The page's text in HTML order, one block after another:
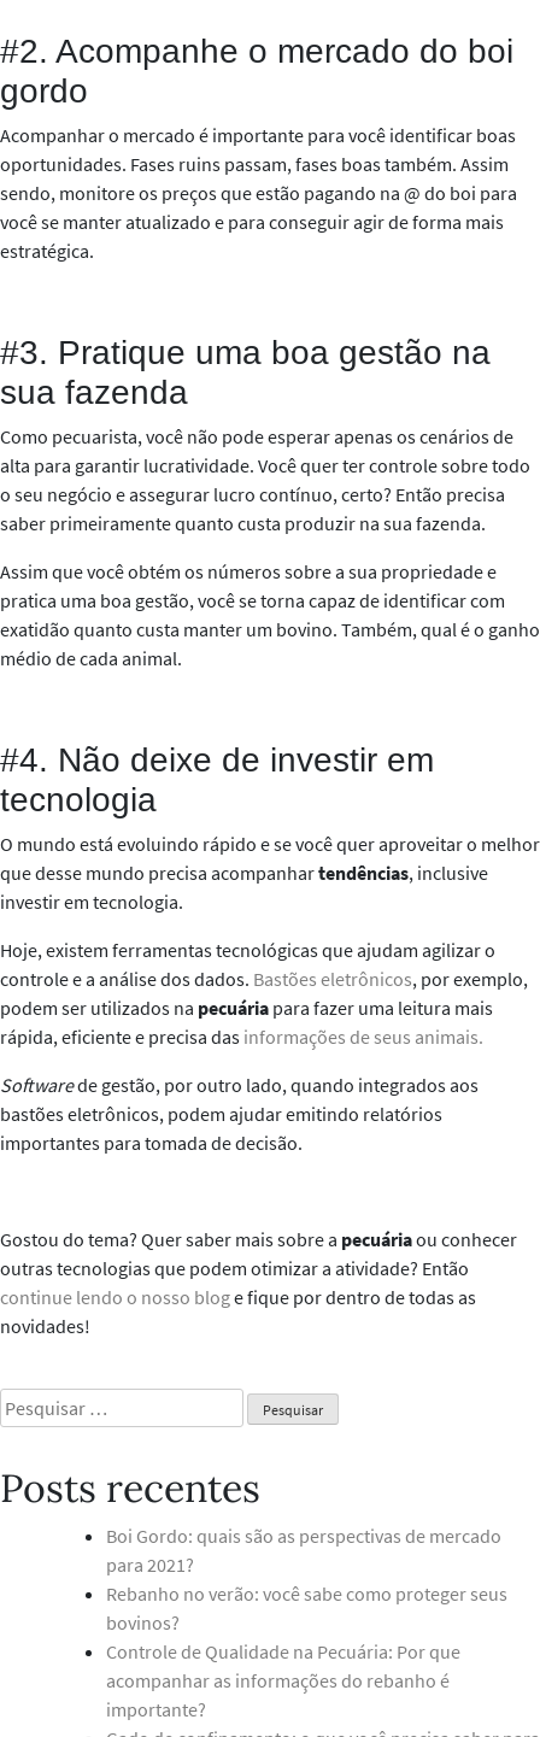
#2. Acompanhe o mercado do boi
gordo
Acompanhar o mercado é importante para você identificar boas
oportunidades. Fases ruins passam, fases boas também. Assim
sendo, monitore os preços que estão pagando na @ do boi para
você se manter atualizado e para conseguir agir de forma mais
estratégica.
#3. Pratique uma boa gestão na
sua fazenda
Como pecuarista, você não pode esperar apenas os cenários de
alta para garantir lucratividade. Você quer ter controle sobre todo
o seu negócio e assegurar lucro contínuo, certo? Então precisa
saber primeiramente quanto custa produzir na sua fazenda.
Assim que você obtém os números sobre a sua propriedade e
pratica uma boa gestão, você se torna capaz de identificar com
exatidão quanto custa manter um bovino. Também, qual é o ganho
médio de cada animal.
#4. Não deixe de investir em
tecnologia
O mundo está evoluindo rápido e se você quer aproveitar o melhor
que desse mundo precisa acompanhartendências, inclusive
investir em tecnologia.
Hoje, existem ferramentas tecnológicas que ajudam agilizar o
controle e a análise dos dados. Bastões eletrônicos, por exemplo,
podem ser utilizados na pecuária para fazer uma leitura mais
rápida, eficiente e precisa das informações de seus animais.
Softwarede gestão, por outro lado, quando integrados aos
bastões eletrônicos, podem ajudar emitindo relatórios
importantes para tomada de decisão.
Gostou do tema? Quer saber mais sobre a pecuáriaou conhecer
outras tecnologias que podem otimizar a atividade? Então
continue lendo o nosso bloge fique por dentro de todas as
novidades!
Pesquisar
por:
Posts recentes
Boi Gordo: quais são as perspectivas de mercado
para 2021?
Rebanho no verão: você sabe como proteger seus
bovinos?
Controle de Qualidade na Pecuária: Por que
acompanhar as informações do rebanho é
importante?